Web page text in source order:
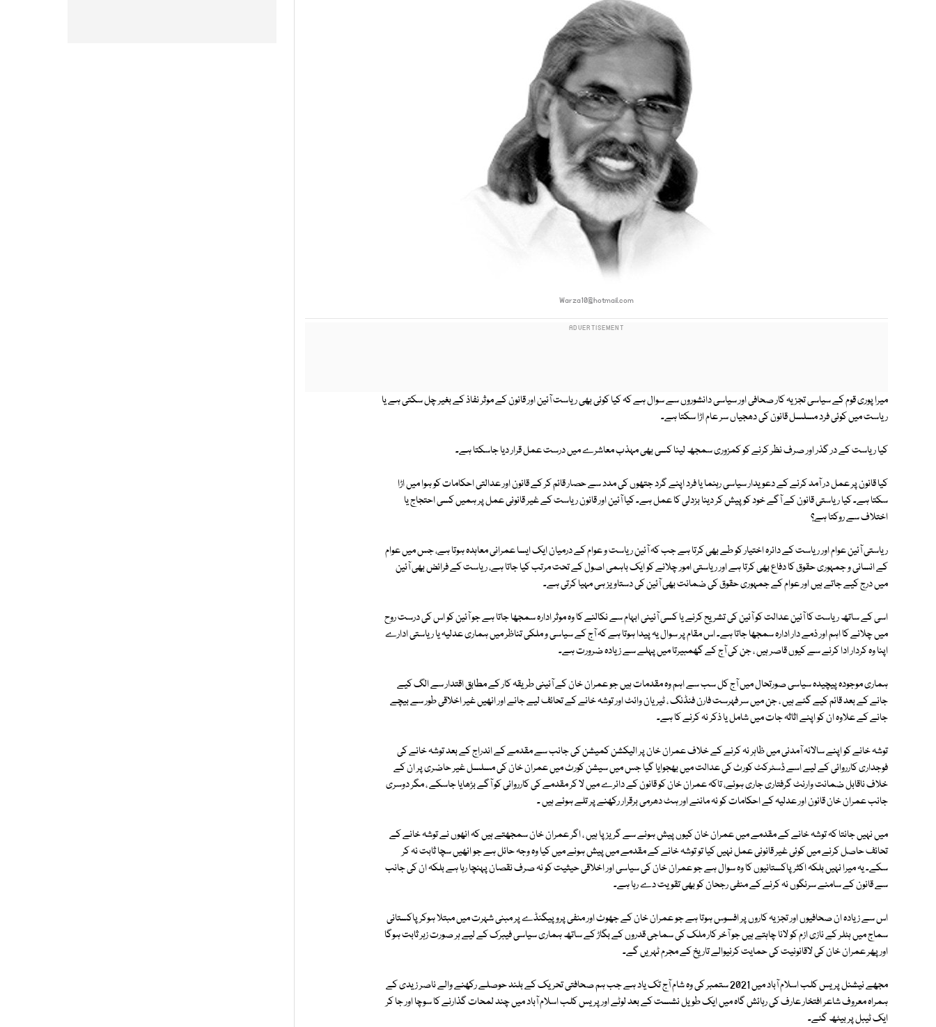
Warza10@hotmail.com
میرا پوری قوم کے سیاسی تجزیہ کار صحافی اور سیاسی دانشوروں سے سوال ہے کہ کیا کوئی بھی ریاست آئین اور قانون کے موثر نفاذ کے بغیر چل سکتی ہے یا
ریاست میں کوئی فرد مسلسل قانون کی دھجیاں سر عام اڑا سکتا ہے۔
کیا ریاست کے در گذر اور صرف نظر کرنے کو کمزوری سمجھ لینا کسی بھی مہذب معاشرے میں درست عمل قرار دیا جاسکتا ہے۔
کیا قانون پر عمل در آمد کرنے کے دعویدار سیاسی رہنما یا فرد اپنے گرد جتھوں کی مدد سے حصار قائم کر کے قانون اور عدالتی احکامات کو ہوا میں اڑا
سکتا ہے۔ کیا ریاستی قانون کے آگے خود کو پیش کر دینا بزدلی کا عمل ہے۔ کیا آئین اور قانون ریاست کے غیر قانونی عمل پر ہمیں کسی احتجاج یا
اختلاف سے روکتا ہے؟
ریاستی آئین عوام اور ریاست کے دائرہ اختیار کو طے بھی کرتا ہے جب کہ آئین ریاست و عوام کے درمیان ایک ایسا عمرانی معاہدہ ہوتا ہے، جس میں عوام
کے انسانی و جمہوری حقوق کا دفاع بھی کرتا ہے اور ریاستی امور چلانے کو ایک باہمی اصول کے تحت مرتب کیا جاتا ہے، ریاست کے فرائض بھی آئین
میں درج کیے جاتے ہیں اور عوام کے جمہوری حقوق کی ضمانت بھی آئین کی دستاویز ہی مہیا کرتی ہے۔
اسی کے ساتھ ریاست کا آئین عدالت کو آئین کی تشریح کرنے یا کسی آئینی ابہام سے نکالنے کا وہ موثر ادارہ سمجھا جاتا ہے جو آئین کو اس کی درست روح
میں چلانے کا اہم اور ذمے دار ادارہ سمجھا جاتا ہے۔ اس مقام پر سوال یہ پیدا ہوتا ہے کہ آج کے سیاسی و ملکی تناظر میں ہماری عدلیہ یا ریاستی ادارے
اپنا وہ کردار ادا کرنے سے کیوں قاصر ہیں ، جن کی آج کے گھمبیرتا میں پہلے سے زیادہ ضرورت ہے۔
ہماری موجودہ پیچیدہ سیاسی صورتحال میں آج کل سب سے اہم وہ مقدمات ہیں جو عمران خان کے آئینی طریقہ کار کے مطابق اقتدار سے الگ کیے
جانے کے بعد قائم کیے گئے ہیں ، جن میں سر فہرست فارن فنڈنگ ، ٹیریان وائٹ اور توشہ خانے کے تحائف لیے جانے اور انھیں غیر اخلاقی طور سے بیچے
جانے کے علاوہ ان کو اپنے اثاثہ جات میں شامل یا ذکر نہ کرنے کا ہے۔
توشہ خانے کو اپنے سالانہ آمدنی میں ظاہر نہ کرنے کے خلاف عمران خان پر الیکشن کمیشن کی جانب سے مقدمے کے اندراج کے بعد توشہ خانے کی
فوجداری کارروائی کے لیے اسے ڈسٹرکٹ کورٹ کی عدالت میں بھجوایا گیا جس میں سیشن کورٹ میں عمران خان کی مسلسل غیر حاضری پر ان کے
خلاف ناقابل ضمانت وارنٹ گرفتاری جاری ہوئے، تاکہ عمران خان کو قانون کے دائرے میں لا کر مقدمے کی کارروائی کو آگے بڑھایا جاسکے ، مگر دوسری
جانب عمران خان قانون اور عدلیہ کے احکامات کو نہ ماننے اور ہٹ دھرمی برقرار رکھنے پر تلے ہوئے ہیں ۔
میں نہیں جانتا کہ توشہ خانے کے مقدمے میں عمران خان کیوں پیش ہونے سے گریز پا ہیں ، اگر عمران خان سمجھتے ہیں کہ انھوں نے توشہ خانے کے
تحائف حاصل کرنے میں کوئی غیر قانونی عمل نہیں کیا تو توشہ خانے کے مقدمے میں پیش ہونے میں کیا وہ وجہ حائل ہے جو انھیں سچا ثابت نہ کر
سکے۔ یہ میرا نہیں بلکہ اکثر پاکستانیوں کا وہ سوال ہے جو عمران خان کی سیاسی اور اخلاقی حیثیت کو نہ صرف نقصان پہنچا رہا ہے بلکہ ان کی جانب
سے قانون کے سامنے سرنگوں نہ کرنے کے منفی رجحان کو بھی تقویت دے رہا ہے۔
اس سے زیادہ ان صحافیوں اور تجزیہ کاروں پر افسوس ہوتا ہے جو عمران خان کے جھوٹ اور منفی پروپیگنڈے پر مبنی شہرت میں مبتلا ہوکر پاکستانی
سماج میں ہٹلر کے نازی ازم کو لانا چاہتے ہیں جو آخر کار ملک کی سماجی قدروں کے بگاڑ کے ساتھ ہماری سیاسی فیبرک کے لیے ہر صورت زہر ثابت ہوگا
اور پھر عمران خان کی لاقانونیت کی حمایت کرنیوالے تاریخ کے مجرم ٹہریں گے۔
مجھے نیشنل پریس کلب اسلام آباد میں 2021 ستمبر کی وہ شام آج تک یاد ہے جب ہم صحافتی تحریک کے بلند حوصلے رکھنے والے ناصر زیدی کے
ہمراہ معروف شاعر افتخار عارف کی رہائش گاہ میں ایک طویل نشست کے بعد لوٹے اور پریس کلب اسلام آباد میں چند لمحات گذارنے کا سوچا اور جا کر
ایک ٹیبل پر بیٹھ گئے۔